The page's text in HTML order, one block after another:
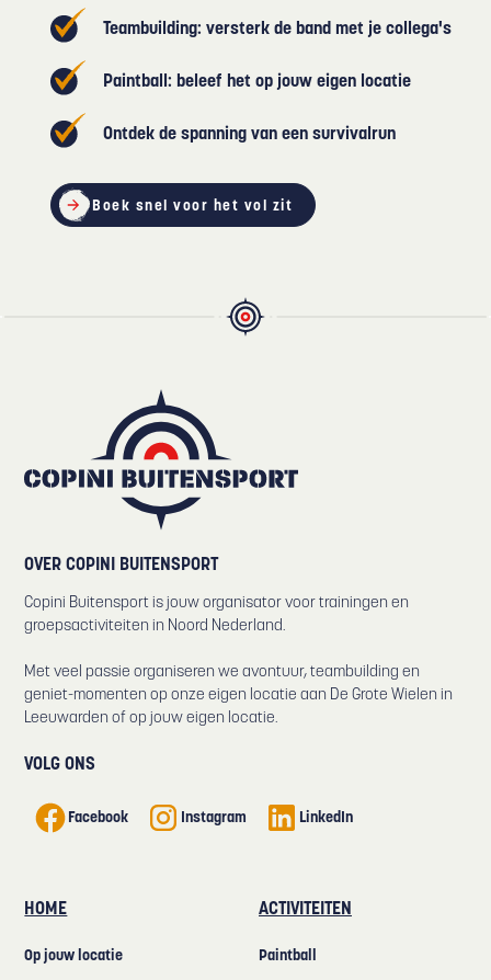
Teambuilding: versterk de band met je collega's
Paintball: beleef het op jouw eigen locatie
Ontdek de spanning van een survivalrun
Boek snel voor het vol zit
OVER COPINI BUITENSPORT
Copini Buitensport is jouw organisator voor trainingen en
groepsactiviteiten in Noord Nederland.
Met veel passie organiseren we avontuur, teambuilding en
geniet-momenten op onze eigen locatie aan De Grote Wielen in
Leeuwarden of op jouw eigen locatie.
VOLG ONS
Facebook Instagram LinkedIn
HOME
Op jouw locatie
ACTIVITEITEN
Paintball